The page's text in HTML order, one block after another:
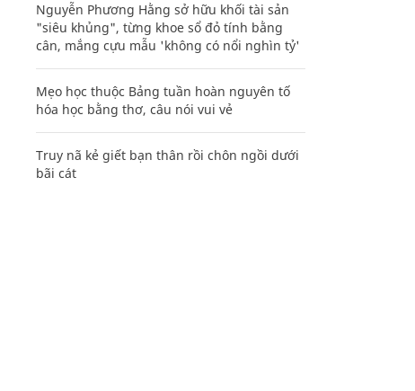
Nguyễn Phương Hằng sở hữu khối tài sản
"siêu khủng", từng khoe sổ đỏ tính bằng
cân, mắng cựu mẫu 'không có nổi nghìn tỷ'
Mẹo học thuộc Bảng tuần hoàn nguyên tố
hóa học bằng thơ, câu nói vui vẻ
Truy nã kẻ giết bạn thân rồi chôn ngồi dưới
bãi cát